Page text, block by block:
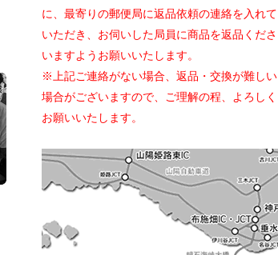
に、最寄りの郵便局に返品依頼の連絡を入れて
いただき、お伺いした局員に商品を返品くださ
いますようお願いいたします。
※上記ご連絡がない場合、返品・交換が難しい
場合がございますので、ご理解の程、よろしく
お願いいたします。